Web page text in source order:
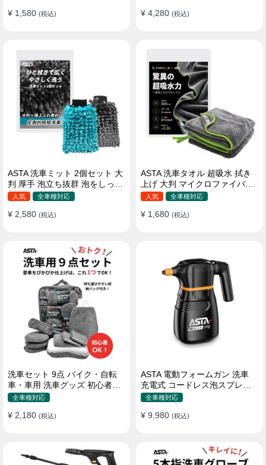
¥ 1,580 (税込)
110°可動ヘッド 15°カーブ設計
¥ 4,280 (税込)
ASTA 洗車ミット 2個セット 大
判 厚手 泡立ち抜群 泡をしっか
りキープ 洗車スポンジ マイ
傷つきにくい ボディ ガラス ホ
人気 全車種対応
¥ 2,580 (税込)
ASTA 洗車タオル 超吸水 拭き
上げ 大判 マイクロファイバー
クロス プロ仕様 水拭き 窓拭き
ない 撥水 厚手 両面 大型 洗車
人気 全車種対応
¥ 1,680 (税込)
洗車セット 9点 バイク・自転
車・車用 洗車グッズ 初心者向
け 洗車ブラシ スポンジ タオル
ス用スポンジ 高級洗車道具 乾
全車種対応
¥ 2,180 (税込)
ASTA 電動フォームガン 洗車
充電式 コードレス泡スプレー
高圧対応 充電式フォームスプ
強力泡立ち (コピー)
全車種対応
¥ 9,980 (税込)